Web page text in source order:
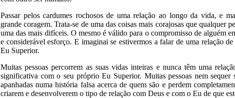
Passar pelos cardumes rochosos de uma relação ao longo da vida, e
grande coragem. Trata-se de uma das coisas mais corajosas que qualquer
uma das mais difíceis. O mesmo é válido para o compromisso de alguém
e considerável esforço. E imaginai se estivermos a falar de uma relação
Eu Superior.
Muitas pessoas percorrem as suas vidas inteiras e nunca têm uma
significativa com o seu próprio Eu Superior. Muitas pessoas nem sequer
apanhadas numa história falsa acerca de quem são e perdem
criarem e desenvolverem o tipo de relação com Deus e com o Eu de que